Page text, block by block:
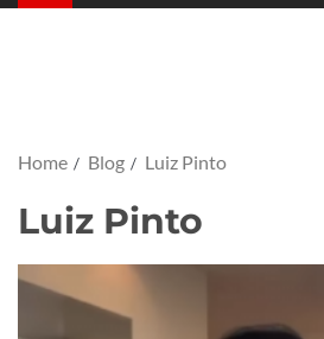
Home Blog Luiz Pinto
Luiz Pinto